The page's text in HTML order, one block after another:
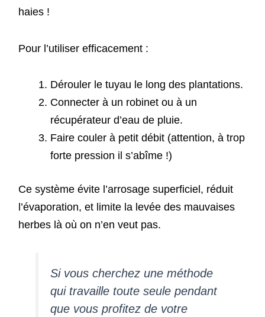
haies !
Pour l’utiliser efficacement :
Dérouler le tuyau le long des plantations.
Connecter à un robinet ou à un
récupérateur d’eau de pluie.
Faire couler à petit débit (attention, à trop
forte pression il s’abîme !)
Ce système évite l’arrosage superficiel, réduit
l’évaporation, et limite la levée des mauvaises
herbes là où on n’en veut pas.
Si vous cherchez une méthode
qui travaille toute seule pendant
que vous profitez de votre